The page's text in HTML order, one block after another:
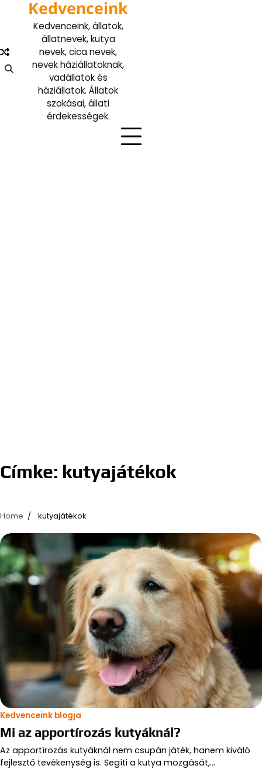
Kedvenceink
Kedvenceink, állatok,
állatnevek, kutya
nevek, cica nevek,
nevek háziállatoknak,
vadállatok és
háziállatok. Állatok
szokásai, állati
érdekességek.
Címke: kutyajátékok
Home kutyajátékok
Kedvenceink blogja
Mi az apportírozás kutyáknál?
Az apportírozás kutyáknál nem csupán játék, hanem kiváló
fejlesztő tevékenység is. Segíti a kutya mozgását,…